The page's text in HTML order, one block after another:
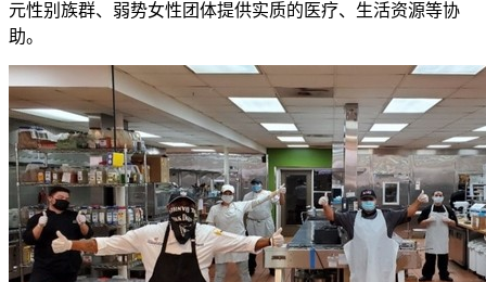
元性别族群、弱势女性团体提供实质的医疗、生活资源等协
助。